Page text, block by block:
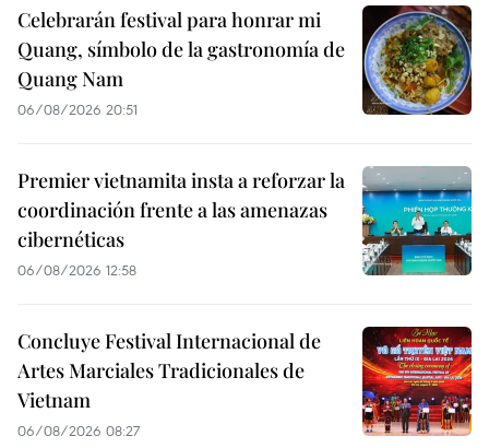
Celebrarán festival para honrar mi
Quang, símbolo de la gastronomía de
Quang Nam
06/08/2026 20:51
Premier vietnamita insta a reforzar la
coordinación frente a las amenazas
cibernéticas
06/08/2026 12:58
Concluye Festival Internacional de
Artes Marciales Tradicionales de
Vietnam
06/08/2026 08:27